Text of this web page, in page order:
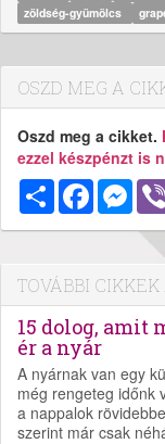
zöldség-gyümölcs
OSZD MEG A
Oszd meg a cikket.
ezzel készpénzt is
MegosztásFacebook
TOVÁBBI
15 dolog, amit
ér a nyár
A nyárnak van egy
még rengeteg időnk
a nappalok
szerint már csak